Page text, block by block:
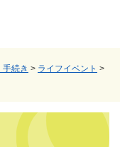
手続き > ライフイベント >